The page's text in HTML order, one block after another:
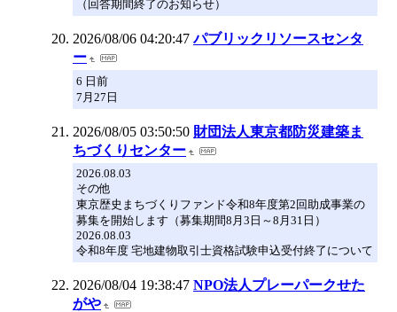
（回答期間終了のお知らせ）
2026/08/06 04:20:47 パブリックリソースセンタ
ー
6 日前
7月27日
2026/08/05 03:50:50 財団法人東京都防災建築ま
ちづくりセンター
2026.08.03
その他
東京歴史まちづくりファンド令和8年度第2回助成事業の
募集を開始します（募集期間8月3日～8月31日）
2026.08.03
令和8年度 宅地建物取引士資格試験申込受付終了について
2026/08/04 19:38:47 NPO法人プレーパークせた
がや